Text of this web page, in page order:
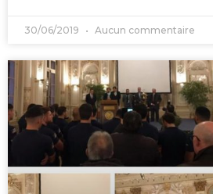
30/06/2019 Aucun commentaire